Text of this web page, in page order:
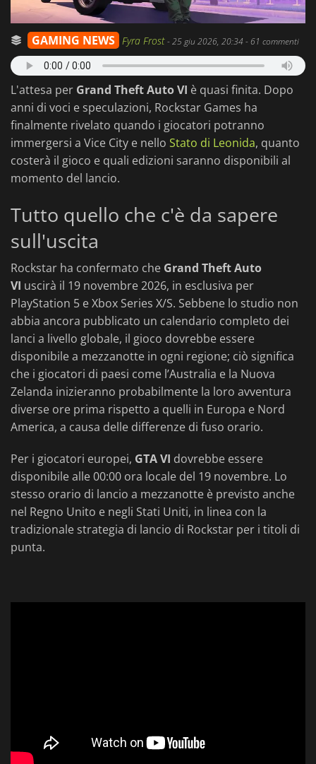
GAMING NEWS Fyra Frost-25 giu 2026, 20:34- 61 commenti
L'attesa per Grand Theft Auto VI è quasi finita. Dopo
anni di voci e speculazioni, Rockstar Games ha
finalmente rivelato quando i giocatori potranno
immergersi a Vice City e nello Stato di Leonida, quanto
costerà il gioco e quali edizioni saranno disponibili al
momento del lancio.
Tutto quello che c'è da sapere
sull'uscita
Rockstar ha confermato che Grand Theft Auto
VI uscirà il 19 novembre 2026, in esclusiva per
PlayStation 5 e Xbox Series X/S. Sebbene lo studio non
abbia ancora pubblicato un calendario completo dei
lanci a livello globale, il gioco dovrebbe essere
disponibile a mezzanotte in ogni regione; ciò significa
che i giocatori di paesi come l’Australia e la Nuova
Zelanda inizieranno probabilmente la loro avventura
diverse ore prima rispetto a quelli in Europa e Nord
America, a causa delle differenze di fuso orario.
Per i giocatori europei, GTA VI dovrebbe essere
disponibile alle 00:00 ora locale del 19 novembre. Lo
stesso orario di lancio a mezzanotte è previsto anche
nel Regno Unito e negli Stati Uniti, in linea con la
tradizionale strategia di lancio di Rockstar per i titoli di
punta.